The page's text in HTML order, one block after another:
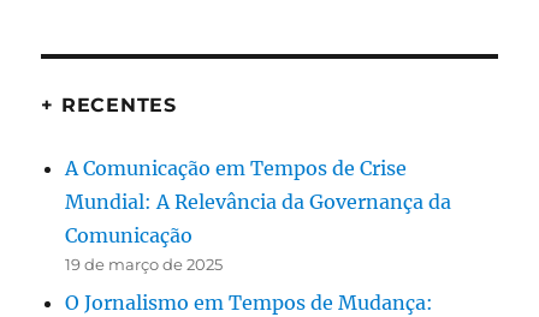
+ RECENTES
A Comunicação em Tempos de Crise
Mundial: A Relevância da Governança da
Comunicação
19 de março de 2025
O Jornalismo em Tempos de Mudança: